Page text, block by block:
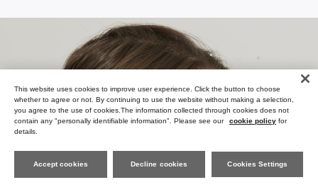
This website uses cookies to improve user experience. Click the button to choose
whether to agree or not. By continuing to use the website without making a selection,
you agree to the use of cookies.The information collected through cookies does not
contain any "personally identifiable information". Please see our
cookie policy for
details.
Cookies Settings
Decline cookies
Accept cookies